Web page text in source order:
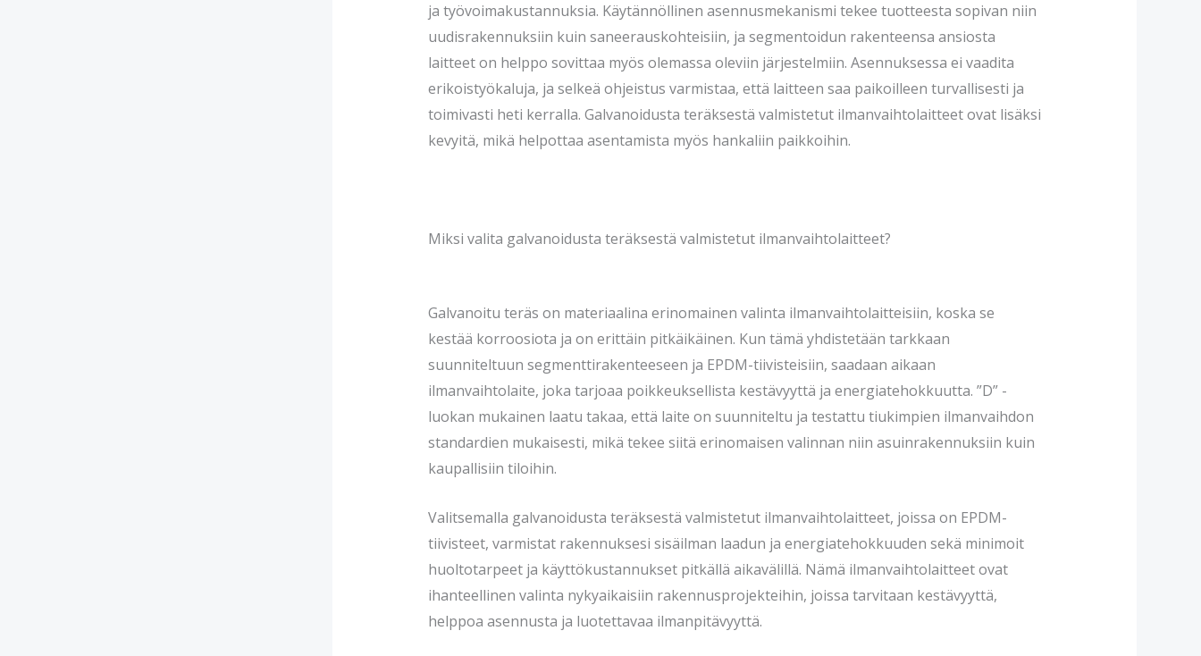
ja työvoimakustannuksia. Käytännöllinen asennusmekanismi tekee tuotteesta sopivan niin
uudisrakennuksiin kuin saneerauskohteisiin, ja segmentoidun rakenteensa ansiosta
laitteet on helppo sovittaa myös olemassa oleviin järjestelmiin. Asennuksessa ei vaadita
erikoistyökaluja, ja selkeä ohjeistus varmistaa, että laitteen saa paikoilleen turvallisesti ja
toimivasti heti kerralla. Galvanoidusta teräksestä valmistetut ilmanvaihtolaitteet ovat lisäksi
kevyitä, mikä helpottaa asentamista myös hankaliin paikkoihin.
Miksi valita galvanoidusta teräksestä valmistetut ilmanvaihtolaitteet?
Galvanoitu teräs on materiaalina erinomainen valinta ilmanvaihtolaitteisiin, koska se
kestää korroosiota ja on erittäin pitkäikäinen. Kun tämä yhdistetään tarkkaan
suunniteltuun segmenttirakenteeseen ja EPDM-tiivisteisiin, saadaan aikaan
ilmanvaihtolaite, joka tarjoaa poikkeuksellista kestävyyttä ja energiatehokkuutta. ”D” -
luokan mukainen laatu takaa, että laite on suunniteltu ja testattu tiukimpien ilmanvaihdon
standardien mukaisesti, mikä tekee siitä erinomaisen valinnan niin asuinrakennuksiin kuin
kaupallisiin tiloihin.
Valitsemalla galvanoidusta teräksestä valmistetut ilmanvaihtolaitteet, joissa on EPDM-
tiivisteet, varmistat rakennuksesi sisäilman laadun ja energiatehokkuuden sekä minimoit
huoltotarpeet ja käyttökustannukset pitkällä aikavälillä. Nämä ilmanvaihtolaitteet ovat
ihanteellinen valinta nykyaikaisiin rakennusprojekteihin, joissa tarvitaan kestävyyttä,
helppoa asennusta ja luotettavaa ilmanpitävyyttä.